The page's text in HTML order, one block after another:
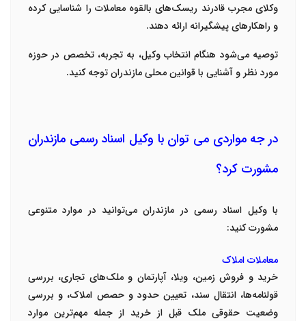
وکلای مجرب قادرند ریسک‌های بالقوه معاملات را شناسایی کرده
و راهکارهای پیشگیرانه ارائه دهند.
توصیه می‌شود هنگام انتخاب وکیل، به تجربه، تخصص در حوزه
مورد نظر و آشنایی با قوانین محلی مازندران توجه کنید.
در جه مواردی می توان با وکیل اسناد رسمی مازندران
مشورت کرد؟
با وکیل اسناد رسمی در مازندران می‌توانید در موارد متنوعی
مشورت کنید:
معاملات املاک
خرید و فروش زمین، ویلا، آپارتمان و ملک‌های تجاری، بررسی
قولنامه‌ها، انتقال سند، تعیین حدود و حصص املاک، و بررسی
وضعیت حقوقی ملک قبل از خرید از جمله مهم‌ترین موارد